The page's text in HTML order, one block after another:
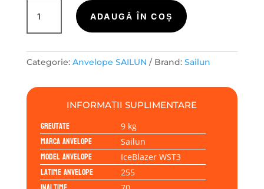
Cantitate
Sailun
ICEBLAZER
255/70R16
ADAUGĂ ÎN COȘ
Categorie: Anvelope SAILUN Brand: Sailun
INFORMAȚII SUPLIMENTARE
Greutate 9 kg
Marca anvelope Sailun
Model anvelope IceBlazer WST3
Latime anvelope 255